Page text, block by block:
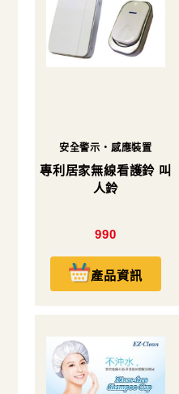
安全警示・感應裝置
專利居家無線看護鈴 叫
人鈴
990
產品資訊